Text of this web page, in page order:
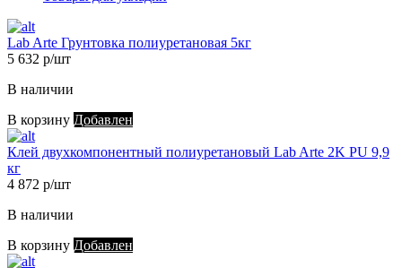
Lab Arte Грунтовка полиуретановая 5кг
5 632 р/шт
В наличии
В корзину Добавлен
Клей двухкомпонентный полиуретановый Lab Arte 2K PU 9,9
кг
4 872 р/шт
В наличии
В корзину Добавлен